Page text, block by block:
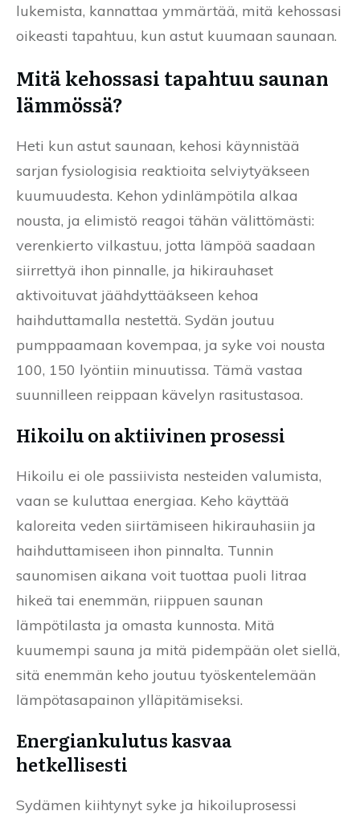
lukemista, kannattaa ymmärtää, mitä kehossasi
oikeasti tapahtuu, kun astut kuumaan saunaan.
Mitä kehossasi tapahtuu saunan
lämmössä?
Heti kun astut saunaan, kehosi käynnistää
sarjan fysiologisia reaktioita selviytyäkseen
kuumuudesta. Kehon ydinlämpötila alkaa
nousta, ja elimistö reagoi tähän välittömästi:
verenkierto vilkastuu, jotta lämpöä saadaan
siirrettyä ihon pinnalle, ja hikirauhaset
aktivoituvat jäähdyttääkseen kehoa
haihduttamalla nestettä. Sydän joutuu
pumppaamaan kovempaa, ja syke voi nousta
100, 150 lyöntiin minuutissa. Tämä vastaa
suunnilleen reippaan kävelyn rasitustasoa.
Hikoilu on aktiivinen prosessi
Hikoilu ei ole passiivista nesteiden valumista,
vaan se kuluttaa energiaa. Keho käyttää
kaloreita veden siirtämiseen hikirauhasiin ja
haihduttamiseen ihon pinnalta. Tunnin
saunomisen aikana voit tuottaa puoli litraa
hikeä tai enemmän, riippuen saunan
lämpötilasta ja omasta kunnosta. Mitä
kuumempi sauna ja mitä pidempään olet siellä,
sitä enemmän keho joutuu työskentelemään
lämpötasapainon ylläpitämiseksi.
Energiankulutus kasvaa
hetkellisesti
Sydämen kiihtynyt syke ja hikoiluprosessi